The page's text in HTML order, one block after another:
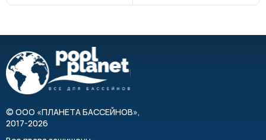
© ООО «ПЛАНЕТА БАССЕЙНОВ»,
2017-2026